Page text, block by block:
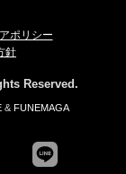
ポリシー
針
Reserved.
& FUNEMAGA
line